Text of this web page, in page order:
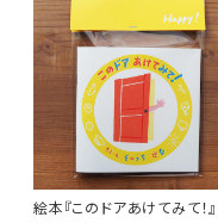
絵本『このドアあけてみて！』